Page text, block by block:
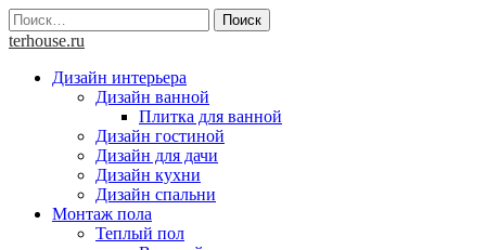
Skip
to
Найти:
terhouse.ru
Дизайн интерьера
Дизайн ванной
Плитка для ванной
Дизайн гостиной
Дизайн для дачи
Дизайн кухни
Дизайн спальни
Монтаж пола
Теплый пол